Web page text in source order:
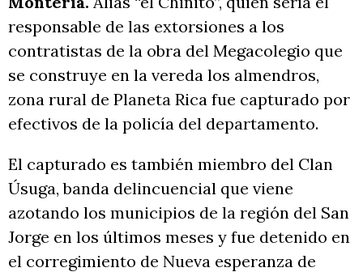
responsable de las extorsiones a los
contratistas de la obra del Megacolegio que
se construye en la vereda los almendros,
zona rural de Planeta Rica fue capturado por
efectivos de la policía del departamento.
El capturado es también miembro del Clan
Úsuga, banda delincuencial que viene
azotando los municipios de la región del San
Jorge en los últimos meses y fue detenido en
el corregimiento de Nueva esperanza de